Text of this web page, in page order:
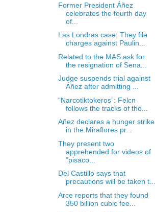
Former President Áñez
celebrates the fourth day
of...
Las Londras case: They file
charges against Paulin...
Related to the MAS ask for
the resignation of Sena...
Judge suspends trial against
Áñez after admitting ...
“Narcotiktokeros”: Felcn
follows the tracks of tho...
Añez declares a hunger strike
in the Miraflores pr...
They present two
apprehended for videos of
"pisaco...
Del Castillo says that
precautions will be taken t...
Arce reports that they found
350 billion cubic fee...